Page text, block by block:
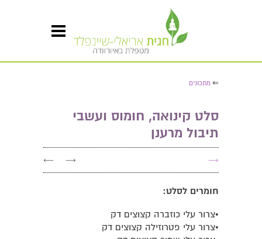
⇐ מתכונים
סלט קינואה, חומוס ועשבי
תיבול מרענן
→
→
←
חומרים לסלט:
•צרור עלי כוזברה קצוצים דק
•צרור עלי פטרוזילה קצוצים דק